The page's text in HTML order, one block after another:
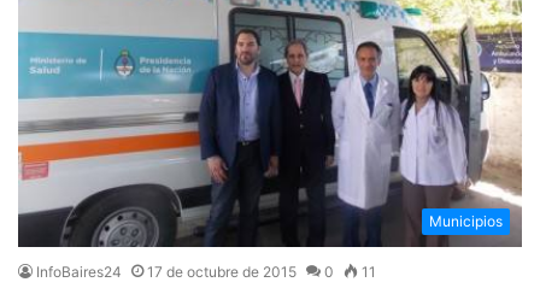
Municipios
InfoBaires24 17 de octubre de 2015 0 11